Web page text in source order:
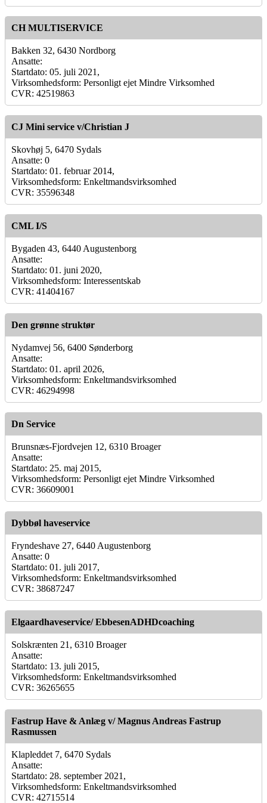
CH MULTISERVICE
Bakken 32, 6430 Nordborg
Ansatte:
Startdato: 05. juli 2021,
Virksomhedsform: Personligt ejet Mindre Virksomhed
CVR: 42519863
CJ Mini service v/Christian J
Skovhøj 5, 6470 Sydals
Ansatte: 0
Startdato: 01. februar 2014,
Virksomhedsform: Enkeltmandsvirksomhed
CVR: 35596348
CML I/S
Bygaden 43, 6440 Augustenborg
Ansatte:
Startdato: 01. juni 2020,
Virksomhedsform: Interessentskab
CVR: 41404167
Den grønne struktør
Nydamvej 56, 6400 Sønderborg
Ansatte:
Startdato: 01. april 2026,
Virksomhedsform: Enkeltmandsvirksomhed
CVR: 46294998
Dn Service
Brunsnæs-Fjordvejen 12, 6310 Broager
Ansatte:
Startdato: 25. maj 2015,
Virksomhedsform: Personligt ejet Mindre Virksomhed
CVR: 36609001
Dybbøl haveservice
Fryndeshave 27, 6440 Augustenborg
Ansatte: 0
Startdato: 01. juli 2017,
Virksomhedsform: Enkeltmandsvirksomhed
CVR: 38687247
Elgaardhaveservice/ EbbesenADHDcoaching
Solskrænten 21, 6310 Broager
Ansatte:
Startdato: 13. juli 2015,
Virksomhedsform: Enkeltmandsvirksomhed
CVR: 36265655
Fastrup Have & Anlæg v/ Magnus Andreas Fastrup
Rasmussen
Klapleddet 7, 6470 Sydals
Ansatte:
Startdato: 28. september 2021,
Virksomhedsform: Enkeltmandsvirksomhed
CVR: 42715514